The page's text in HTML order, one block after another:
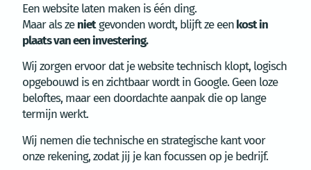
Een website laten maken is één ding.
Maar als zenietgevonden wordt, blijft ze eenkost in
plaats van een investering.
Wij zorgen ervoor dat je website technisch klopt, logisch
opgebouwd is en zichtbaar wordt in Google. Geen loze
beloftes, maar een doordachte aanpak die op lange
termijn werkt.
Wij nemen die technische en strategische kant voor
onze rekening, zodat jij je kan focussen op je bedrijf.